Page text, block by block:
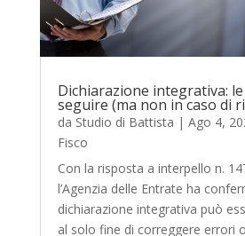
Dichiarazione integrativa:
seguire (ma non in caso di
da Studio di Battista | Ago 4,
Fisco
Con la risposta a interpello n.
l’Agenzia delle Entrate ha
dichiarazione integrativa può
al solo fine di correggere errori